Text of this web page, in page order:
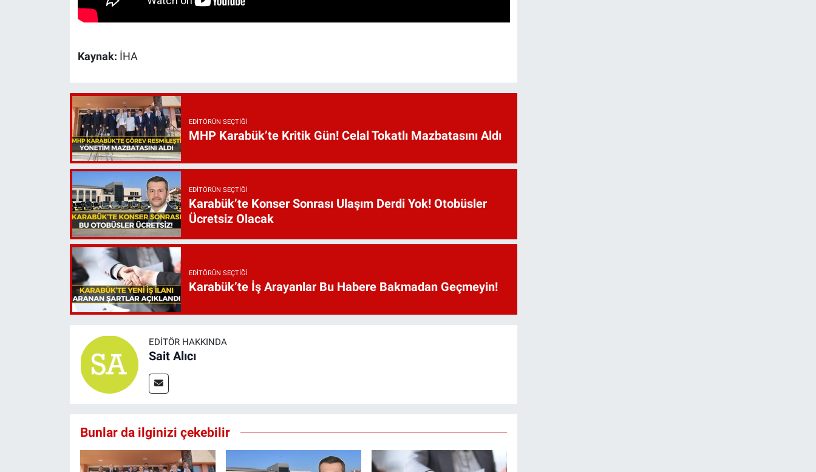
Kaynak: İHA
EDITÖRÜN SEÇTIĞI
MHP Karabük’te Kritik Gün! Celal Tokatlı Mazbatasını Aldı
EDITÖRÜN SEÇTIĞI
Karabük’te Konser Sonrası Ulaşım Derdi Yok! Otobüsler
Ücretsiz Olacak
EDITÖRÜN SEÇTIĞI
Karabük’te İş Arayanlar Bu Habere Bakmadan Geçmeyin!
EDITÖR HAKKINDA
Sait Alıcı
Bunlar da ilginizi çekebilir